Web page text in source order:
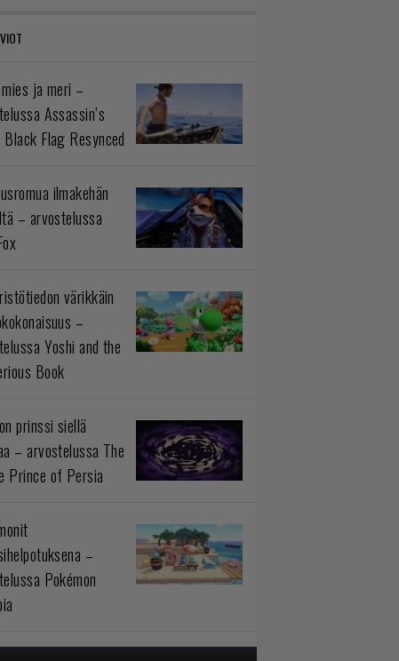
ja meri –
Assassin’s
Black Flag Resynced
ilmakehän
– arvostelussa
värikkäin
–
Yoshi and the
Book
prinssi siellä
– arvostelussa The
Prince of Persia
–
Pokémon